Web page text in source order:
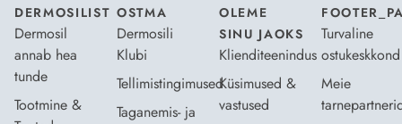
DERMOSILIST
Dermosil
annab hea
tunde
Tootmine &
OSTMA
Dermosili
Klubi
Tellimistingimused
Taganemis- ja
OLEME
SINU JAOKS
Klienditeenindus
Küsimused &
vastused
Turvaline
ostukeskkond
Meie